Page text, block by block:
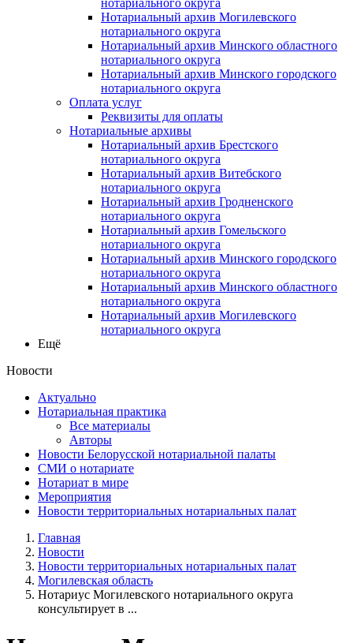
Нотариальный архив Могилевского
нотариального округа
Нотариальный архив Минского областного
нотариального округа
Нотариальный архив Минского городского
нотариального округа
Оплата услуг
Реквизиты для оплаты
Нотариальные архивы
Нотариальный архив Брестского
нотариального округа
Нотариальный архив Витебского
нотариального округа
Нотариальный архив Гродненского
нотариального округа
Нотариальный архив Гомельского
нотариального округа
Нотариальный архив Минского городского
нотариального округа
Нотариальный архив Минского областного
нотариального округа
Нотариальный архив Могилевского
нотариального округа
Ещё
Новости
Актуально
Нотариальная практика
Все материалы
Авторы
Новости Белорусской нотариальной палаты
СМИ о нотариате
Нотариат в мире
Мероприятия
Новости территориальных нотариальных палат
Главная
Новости
Новости территориальных нотариальных палат
Могилевская область
Нотариус Могилевского нотариального округа
консультирует в ...